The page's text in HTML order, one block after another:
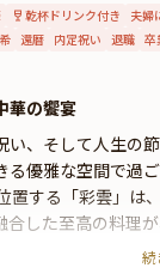
乾杯ドリンク付き 夫婦
還暦 内定祝い 退職 卒
華の饗宴
、そして人生の
優雅な空間で過
置する「彩雲」は
した至高の料理
続